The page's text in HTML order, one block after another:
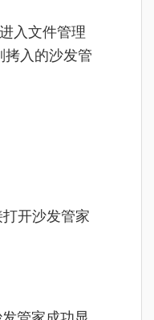
入文件管理
入的沙发管
开沙发管家